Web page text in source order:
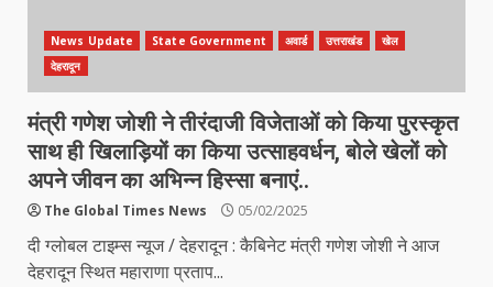
News Update State Government अवार्ड उत्तराखंड
खेल
देहरादून
मंत्री गणेश जोशी ने तीरंदाजी विजेताओं को किया पुरस्कृत
साथ ही खिलाड़ियों का किया उत्साहवर्धन, बोले खेलों को
अपने जीवन का अभिन्न हिस्सा बनाएं..
The Global Times News 05/02/2025
दी ग्लोबल टाइम्स न्यूज / देहरादून : कैबिनेट मंत्री गणेश जोशी ने आज
देहरादून स्थित महाराणा प्रताप...